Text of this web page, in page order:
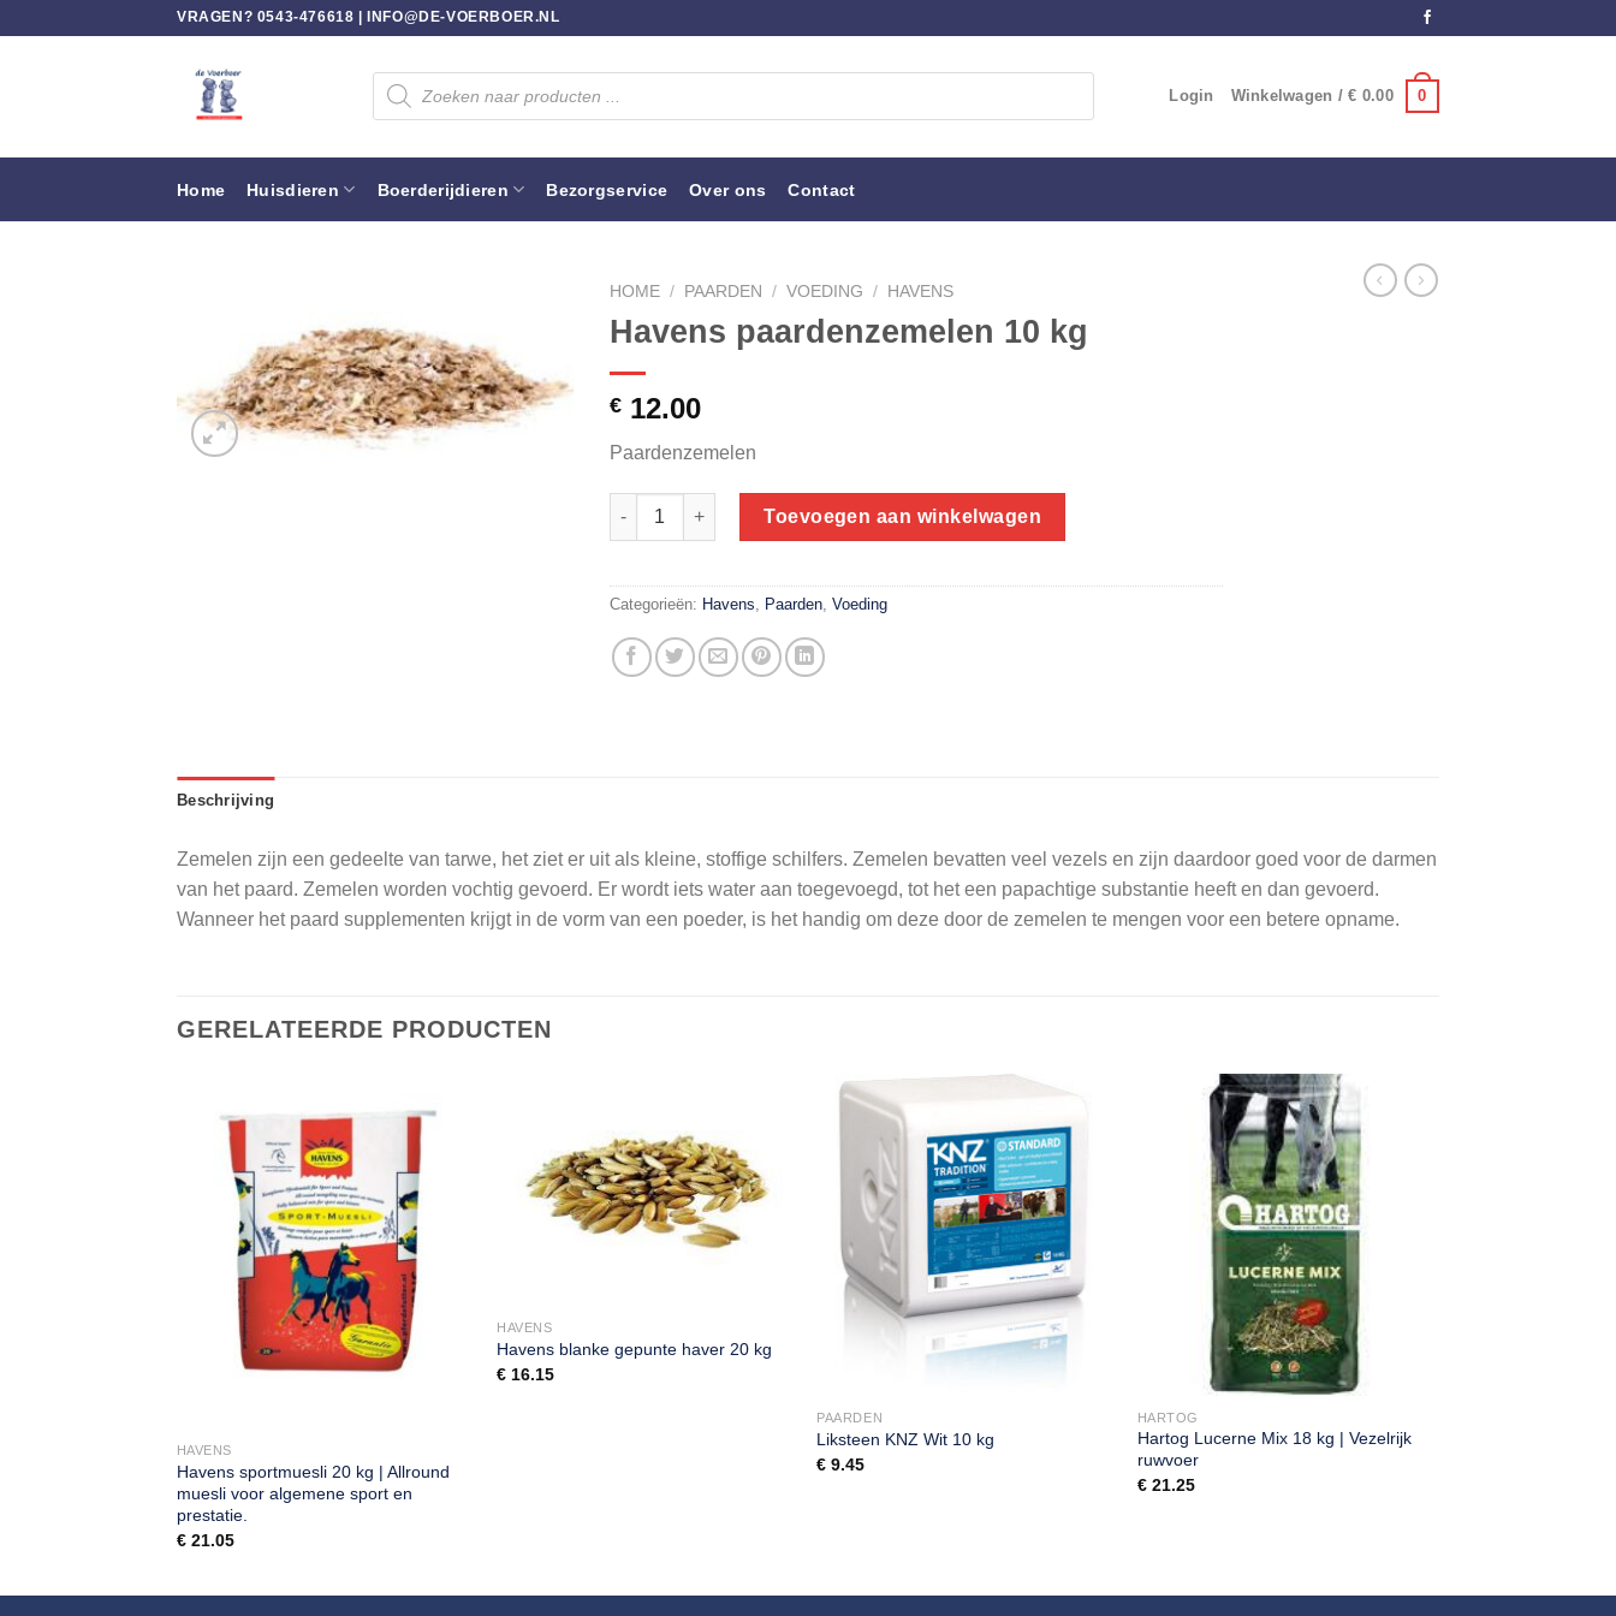
VRAGEN? 0543-476618 | INFO@DE-VOERBOER.NL
Producten
zoeken
Login Winkelwagen /€ 0.00 0
Home Huisdieren Boerderijdieren Bezorgservice Over ons Contact
HOME / PAARDEN / VOEDING / HAVENS
Havens paardenzemelen 10 kg
€ 12.00
Paardenzemelen
Havens paardenzemelen 10 kg aantal
Toevoegen aan winkelwagen
Categorieën: Havens Paarden Voeding
Beschrijving
Zemelen zijn een gedeelte van tarwe, het ziet er uit als kleine, stoffige schilfers. Zemelen bevatten veel vezels en zijn daardoor goed voor de darmen
van het paard. Zemelen worden vochtig gevoerd. Er wordt iets water aan toegevoegd, tot het een papachtige substantie heeft en dan gevoerd.
Wanneer het paard supplementen krijgt in de vorm van een poeder, is het handig om deze door de zemelen te mengen voor een betere opname.
GERELATEERDE PRODUCTEN
HAVENS
Havens sportmuesli 20 kg | Allround
muesli voor algemene sport en
prestatie.
€21.05
HAVENS
Havens blanke gepunte haver 20 kg
€ 16.15
PAARDEN
Liksteen KNZ Wit 10 kg
€ 9.45
HARTOG
Hartog Lucerne Mix 18 kg | Vezelrijk
ruwvoer
€21.25